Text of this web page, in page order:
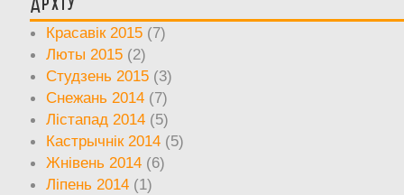
Красавік 2015 (7)
Люты 2015 (2)
Студзень 2015 (3)
Снежань 2014 (7)
Лістапад 2014 (5)
Кастрычнік 2014 (5)
Жнівень 2014 (6)
Ліпень 2014 (1)